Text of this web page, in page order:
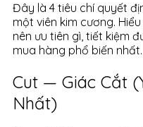
Đây là 4 tiêu chí quyết
một viên kim cương.
nên ưu tiên gì, tiết kiệm
mua hàng phổ biến nhất.
Cut — Giác Cắt
Nhất)